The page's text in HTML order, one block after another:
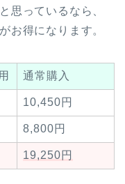
思っているなら、
お得になります。
通常購入
10,450円
8,800円
19,250円